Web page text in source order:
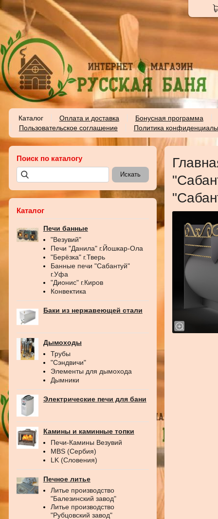
Каталог Оплата и доставка
Бонусная программа
Пользовательское соглашение
Политика
Поиск по каталогу
Каталог
Печи банные
"Везувий"
Печи "Данила" г.Йошкар-Ола
"Берёзка" г.Тверь
Банные печи "Сабантуй"
г.Уфа
"Дионис" г.Киров
Конвектика
Баки из нержавеющей стали
Дымоходы
Трубы
"Сэндвичи"
Элементы для дымохода
Дымники
Электрические печи для бани
Камины и каминные топки
Печи-Камины Везувий
MBS (Сербия)
LK (Словения)
Печное литье
Литье производство
"Балезинский завод"
Литье производство
"Рубцовский завод"